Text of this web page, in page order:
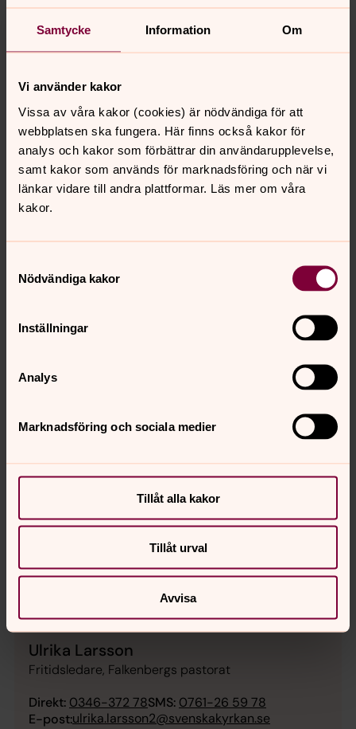
Samtycke Information Om
Vi använder kakor
Vissa av våra kakor (cookies) är nödvändiga för att
webbplatsen ska fungera. Här finns också kakor för
analys och kakor som förbättrar din användarupplevelse,
samt kakor som används för marknadsföring och när vi
länkar vidare till andra plattformar. Läs mer om våra
kakor.
Nödvändiga kakor
Inställningar
Analys
Marknadsföring och sociala medier
Tillåt alla kakor
Tillåt urval
Avvisa
Gunilla Wennerberg
Fritidsledare, Kontaktperson IT Vinberg-Ljungby,
Stafsinge, Morup, Falkenbergs pastorat
Direkt:0346-37269SMS:0724-653494
E-post:gunilla.wennerberg@svenskakyrkan.se
Ljungby, Kontaktperson IT för Vinberg-Ljungby,
Ulrika Larsson
Fritidsledare, Falkenbergs pastorat
Direkt: 0346-372 78SMS: 0761-26 59 78
E-post:ulrika.larsson2@svenskakyrkan.se